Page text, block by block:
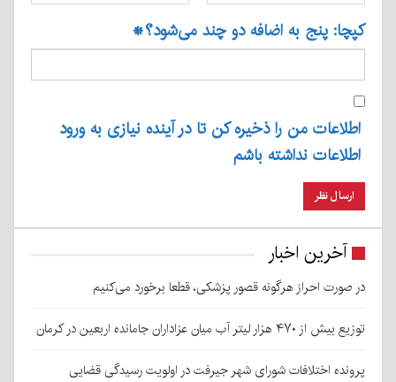
کپچا: پنج به اضافه دو چند می‌شود؟*
اطلاعات من را ذخیره کن تا در آینده نیازی به ورود
اطلاعات نداشته باشم
آخرین اخبار
در صورت احراز هرگونه قصور پزشکی، قطعا برخورد می‌کنیم
توزیع بیش از ۴۷۰ هزار لیتر آب میان عزاداران جامانده اربعین در کرمان
پرونده اختلافات شورای شهر جیرفت در اولویت رسیدگی قضایی